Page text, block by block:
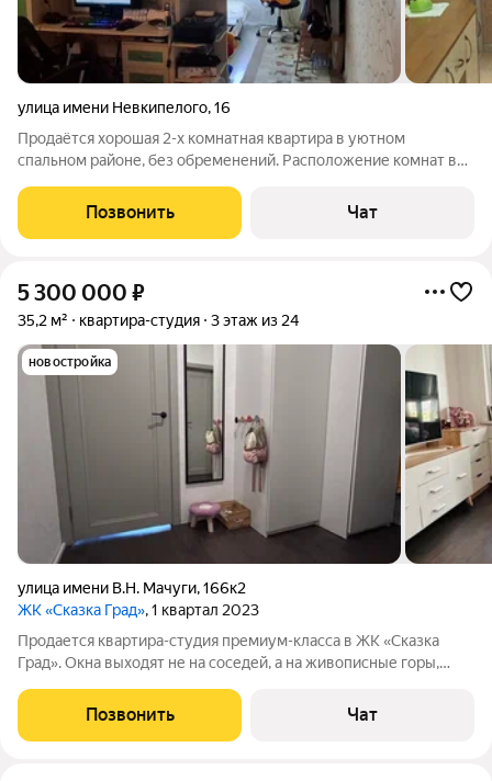
улица имени Невкипелого,16
Продаётся хорошая 2-х комнатная квартира в уютном
спальном районе, без обременений. Расположение комнат в
дома. Большой коридор со встроенным шкафом-купе. Кухня-
гостиная 15 кв. метров. Рядом
Позвонить Чат
5 300 000 ₽
35,2 м² квартира-студия 3 этаж из 24
новостройка
улица имени В.Н. Мачуги,166к2
ЖК «Сказка Град», 1 квартал 2023
Продается квартира-студия премиум-класса в ЖК «Сказка
Град». Окна выходят не на соседей, а на живописные горы,
круглосуточно охраняется, есть видеонаблюдение. Для
автомобилей предусмотрен
Позвонить Чат